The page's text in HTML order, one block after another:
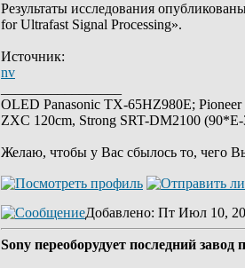
Результаты исследования
for Ultrafast Signal Processing».
Источник:
nv
OLED Panasonic TX-65HZ980E;
ZXC 120cm, Strong SRT-DM2100
Желаю, чтобы у Вас сбылось то, чего
Добавлено: Пт Июл 10,
Sony переоборудует последний